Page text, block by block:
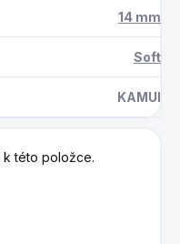
14 mm
Soft
KAMUI
této položce.